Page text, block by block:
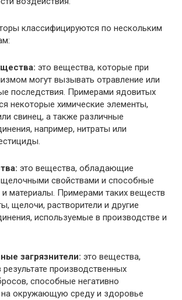
классифицируются по нескольким
это вещества, которые при
могут вызывать отравление или
последствия. Примерами ядовитых
некоторые химические элементы,
свинец, а также различные
например, нитраты или
это вещества, обладающие
свойствами и способные
и материалы. Примерами таких веществ
щелочи, растворители и другие
используемые в производстве и
загрязнители: это вещества,
производственных
способные негативно
на окружающую среду и здоровье